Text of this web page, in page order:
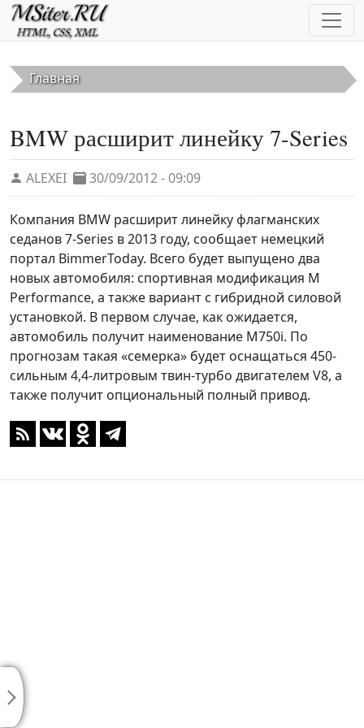
Перейти к основному содержанию
Главная
BMW расширит линейку 7-Series
ALEXEI 30/09/2012 - 09:09
Компания BMW расширит линейку флагманских
седанов 7-Series в 2013 году, сообщает немецкий
портал BimmerToday. Всего будет выпущено два
новых автомобиля: спортивная модификация M
Performance, а также вариант с гибридной силовой
установкой. В первом случае, как ожидается,
автомобиль получит наименование M750i. По
прогнозам такая «семерка» будет оснащаться 450-
сильным 4,4-литровым твин-турбо двигателем V8, а
также получит опциональный полный привод.